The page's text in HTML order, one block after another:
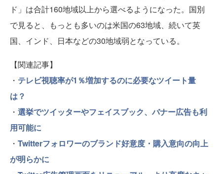
ド」は合計160地域以上から選べるようになった。国別
で見ると、もっとも多いのは米国の63地域、続いて英
国、インド、日本などの30地域弱となっている。
【関連記事】
・ テレビ視聴率が1％増加するのに必要なツイート量
は？
・ 選挙でツイッターやフェイスブック、バナー広告も利
用可能に
・ Twitterフォロワーのブランド好意度・購入意向の向上
が明らかに